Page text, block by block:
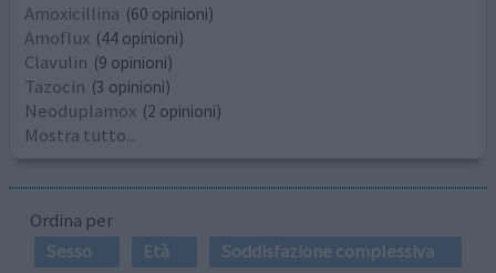
Amoxicillina (60 opinioni)
Amoflux (44 opinioni)
Clavulin (9 opinioni)
Tazocin (3 opinioni)
Neoduplamox (2 opinioni)
Mostra tutto...
Ordina per
Sesso
Età Soddisfazione complessiva